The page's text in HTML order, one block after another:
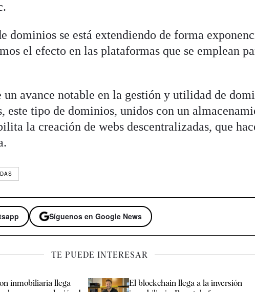
dominios se está extendiendo de forma
el efecto en las plataformas que se emplean
un avance notable en la gestión y utilidad de
este tipo de dominios, unidos con un
la creación de webs descentralizadas, que
Síguenos en Google News
TE PUEDE INTERESAR
inmobiliaria llega
El blockchain llega a la inversión